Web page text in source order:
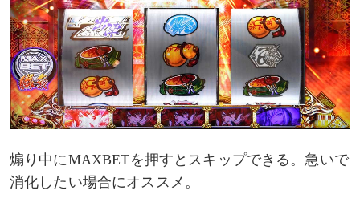
煽り中にMAXBETを押すとスキップできる。急いで
消化したい場合にオススメ。